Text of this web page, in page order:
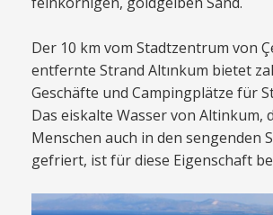
Der 10 km vom Stadtzentrum von
entfernte Strand Altınkum bietet
Geschäfte und Campingplätze für
Das eiskalte Wasser von Altinkum,
Menschen auch in den sengenden
gefriert, ist für diese Eigenschaft